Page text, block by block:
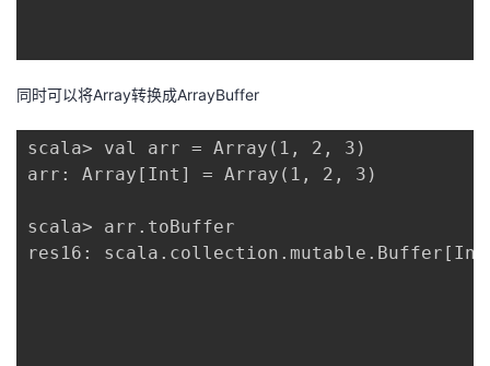
同时可以将Array转换成ArrayBuffer
scala> val arr = Array(1, 2, 3)
arr: Array[Int] = Array(1, 2, 3)
scala> arr.toBuffer
res16: